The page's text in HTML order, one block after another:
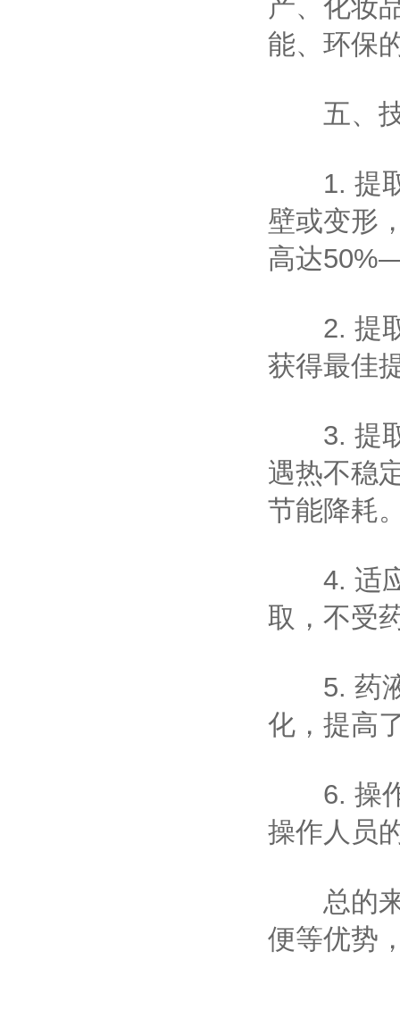
产、化妆
能、环保
五、技
1. 提取
壁或变形
高达
2. 提取
获得最佳
3. 提取
遇热不稳
节能降耗
4. 适应
取，不受
5. 药液
化，提高
6. 操作
操作人员
总的来
便等优势